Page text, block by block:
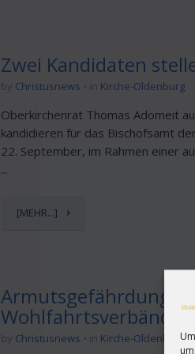
Zwei Kandidaten
by Christusnews in Kirche-Oldenburg
Oberkirchenrat Thomas Adomeit
kandidieren für das Bischofsamt
22. September, im Rahmen einer
...
[MEHR...]
Armutsgefährdung in
Wohlfahrtsverbände
by Christusnews in Kirche-Oldenburg